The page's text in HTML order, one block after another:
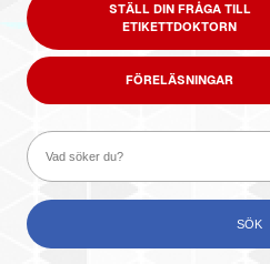
STÄLL DIN FRÅGA TILL
ETIKETTDOKTORN
FÖRELÄSNINGAR